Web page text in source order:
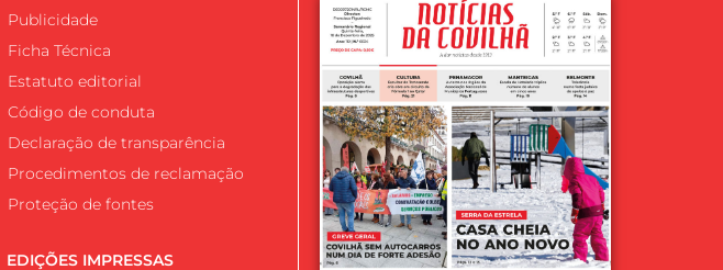
Publicidade
Ficha Técnica
Estatuto editorial
Código de conduta
Declaração de transparência
Procedimentos de reclamação
Proteção de fontes
EDIÇÕES IMPRESSAS